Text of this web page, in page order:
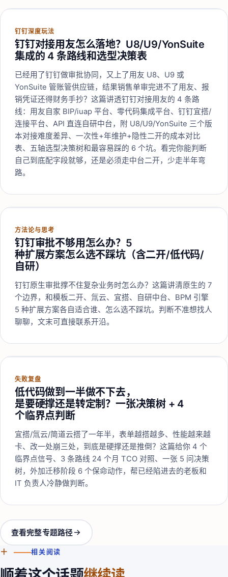
钉钉深度玩法
钉钉对接用友怎么落地？U8/U9/YonSuite
集成的 4 条路线和选型决策表
已经用了钉钉做审批协同，又上了用友 U8、U9 或
YonSuite 管账管供应链，结果销售单审完进不了用友、报
销凭证还得财务手抄？这篇讲透钉钉对接用友的 4 条路
线：用友自家 BIP/iuap 平台、零代码集成平台、钉钉宜搭/
连接平台、API 直连自研中台，附 U8/U9/YonSuite 三个版
本对接难度差异、一次性+年维护+隐性二开的成本对比
表、五轴选型决策树和最容易踩的 6 个坑。看完你能判断
自己到底配字段就够，还是必须走中台二开，少走半年弯
路。
方法论与思考
钉钉审批不够用怎么办？5
种扩展方案怎么选不踩坑（含二开/低代码/
自研）
钉钉原生审批撑不住复杂业务时怎么办？这篇讲清原生的 7
个边界，和模板二开、氚云、宜搭、自研中台、BPM 引擎
5 种扩展方案各自适合谁、怎么选不踩坑。判断不准想找人
聊聊，文末可直接联系开沿。
失败复盘
低代码做到一半做不下去，
是要硬撑还是转定制？一张决策树 + 4
个临界点判断
宜搭/氚云/简道云搭了一年半，表单越搭越多、性能越来越
卡、改一处崩三处，到底是硬撑还是推倒？这篇给你 4 个
临界点信号、3 条路线 24 个月 TCO 对照、一张 5 问决策
树，外加迁移阶段 6 个保命动作，帮已经陷进去的老板和
IT 负责人冷静做判断。
查看完整专题路径
＋
相关阅读